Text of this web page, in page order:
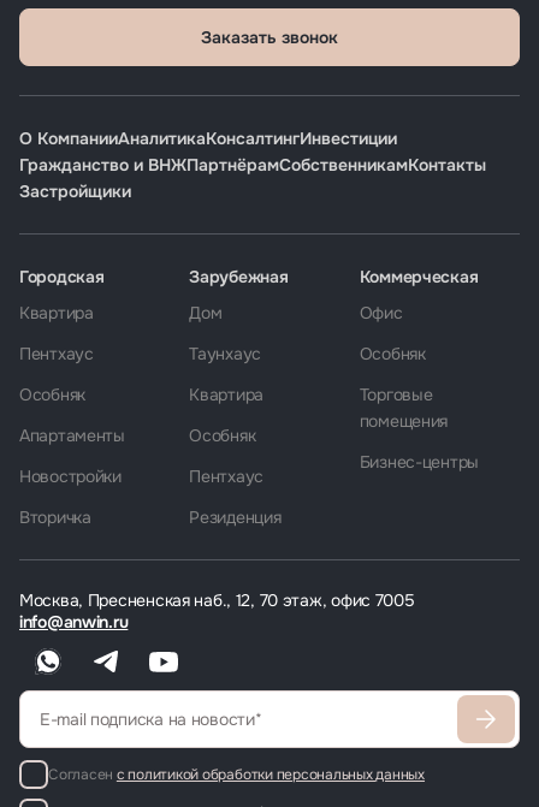
Заказать звонок
О КомпанииАналитикаКонсалтингИнвестиции
Гражданство и ВНЖПартнёрамСобственникамКонтакты
Застройщики
Москва, Пресненская наб., 12, 70 этаж, офис 7005
info@anwin.ru
Согласен с политикой обработки персональных данных
Городская
Квартира
Пентхаус
Особняк
Апартаменты
Новостройки
Вторичка
Зарубежная
Дом
Таунхаус
Квартира
Особняк
Пентхаус
Резиденция
Коммерческая
Офис
Особняк
Торговые
помещения
Бизнес-центры